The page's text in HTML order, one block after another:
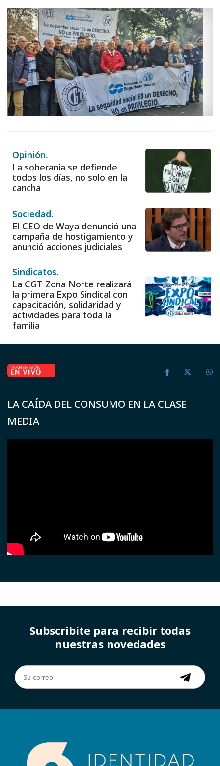
Opinión.
La soberanía se defiende
todos los días, no solo en la
cancha
Sociedad.
El CEO de Waya denunció una
campaña de hostigamiento y
anunció acciones judiciales
Sindicatos.
La CGT Zona Norte realizará
la primera Expo Sindical con
capacitación, solidaridad y
actividades para toda la
familia
LA CAÍDA DEL CONSUMO EN LA CLASE
MEDIA
Subscribite para recibir todas
nuestras novedades